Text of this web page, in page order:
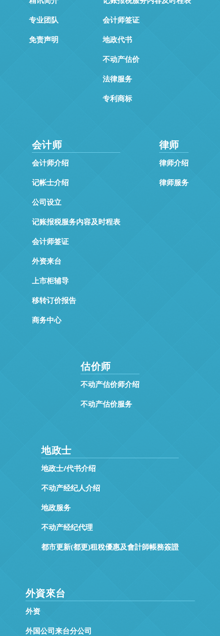
专业团队
免责声明
会计师签证
地政代书
不动产估价
法律服务
专利商标
会计师
会计师介绍
记帐士介绍
公司设立
记账报税服务内容及时程表
会计师签证
外资来台
上市柜辅导
移转订价报告
商务中心
律师
律师介绍
律师服务
估价师
不动产估价师介绍
不动产估价服务
地政士
地政士/代书介绍
不动产经纪人介绍
地政服务
不动产经纪代理
都市更新(都更)租稅優惠及會計師帳務簽證
外資來台
外资
外国公司来台分公司